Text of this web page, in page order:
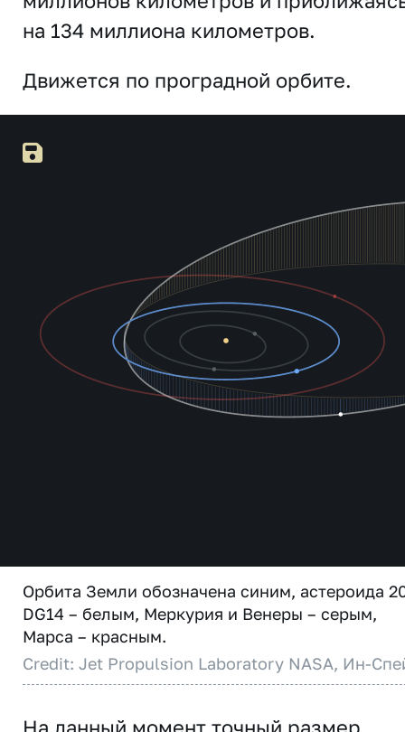
на 134 миллиона километров.
Движется по проградной орбите.
Орбита Земли обозначена синим, астероида
DG14 – белым, Меркурия и Венеры – серым,
Марса – красным.
Credit: Jet Propulsion Laboratory NASA, Ин-
На данный момент точный размер